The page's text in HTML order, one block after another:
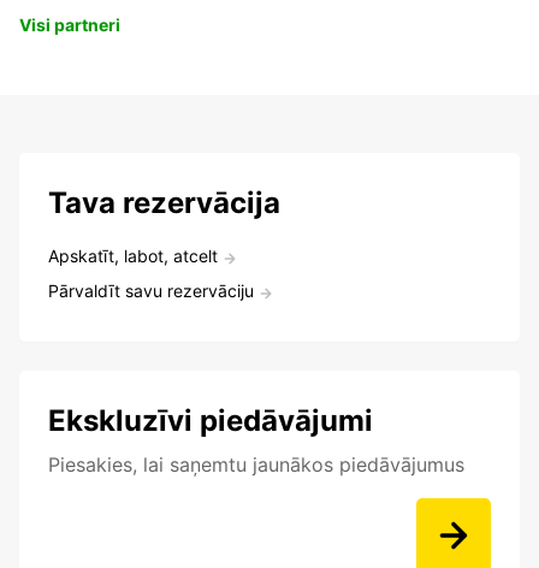
Visi partneri
Tava rezervācija
Apskatīt, labot, atcelt
Pārvaldīt savu rezervāciju
Ekskluzīvi piedāvājumi
Piesakies, lai saņemtu jaunākos piedāvājumus